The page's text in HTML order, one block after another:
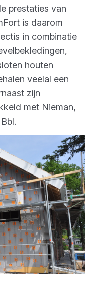
prestaties van
is daarom
in combinatie
houten
veelal een
zijn
met Nieman,